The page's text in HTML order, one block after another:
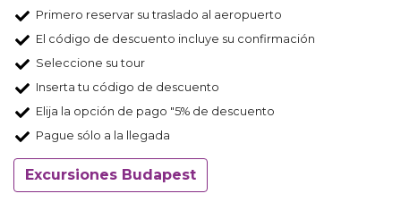
Primero reservar su traslado al aeropuerto
El código de descuento incluye su confirmación
Seleccione su tour
Inserta tu código de descuento
Elija la opción de pago "5% de descuento
Pague sólo a la llegada
Excursiones Budapest